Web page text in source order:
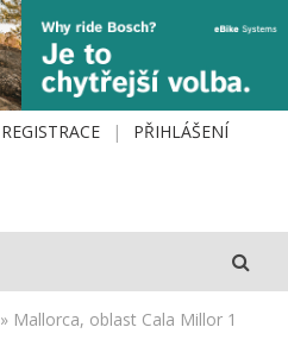
REGISTRACE PŘIHLÁŠENÍ
» Mallorca, oblast Cala Millor 1